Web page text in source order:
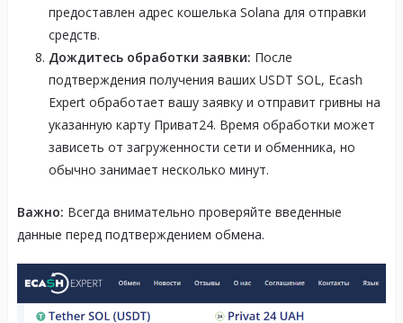
предоставлен адрес кошелька Solana для отправки
средств.
Дождитесь обработки заявки: После
подтверждения получения ваших USDT SOL, Ecash
Expert обработает вашу заявку и отправит гривны на
указанную карту Приват24. Время обработки может
зависеть от загруженности сети и обменника, но
обычно занимает несколько минут.
Важно: Всегда внимательно проверяйте введенные
данные перед подтверждением обмена.